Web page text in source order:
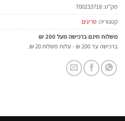
מק"ט: 700233718
קטגוריה: סריגים
משלוח חינם ברכישה מעל 200 ₪
ברכישה עד 200 ₪ - עלות משלוח 20 ₪.